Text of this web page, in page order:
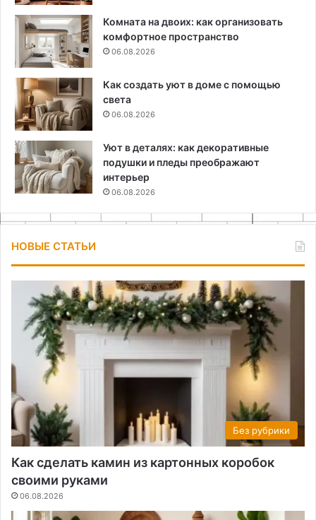
Комната на двоих: как организовать
комфортное пространство
06.08.2026
Как создать уют в доме с помощью
света
06.08.2026
Уют в деталях: как декоративные
подушки и пледы преображают
интерьер
06.08.2026
НОВЫЕ СТАТЬИ
Без рубрики
Как сделать камин из картонных коробок
своими руками
06.08.2026